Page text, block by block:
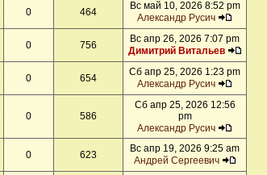
0 464
Вс май 10, 2026 8:52 pm
Александр Русич
0 756
Вс апр 26, 2026 7:07 pm
Димитрий Витальев
0 654
Сб апр 25, 2026 1:23 pm
Александр Русич
0 586
Сб апр 25, 2026 12:56
pm
Александр Русич
0 623
Вс апр 19, 2026 9:25 am
Андрей Сергеевич